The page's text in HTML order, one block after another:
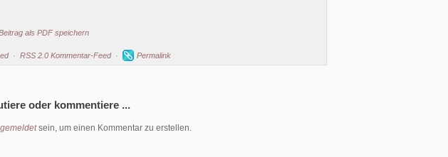
als PDF speichern
· RSS 2.0 Kommentar-Feed· Permalink
oder kommentiere ...
sein, um einen Kommentar zu erstellen.